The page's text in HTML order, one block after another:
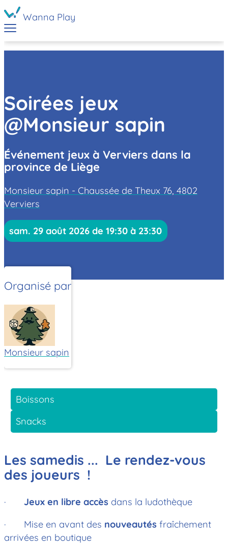
Wanna Play
Soirées jeux
@Monsieur sapin
Événement jeux à Verviers dans la
province de Liège
Monsieur sapin - Chaussée de Theux 76, 4802
Verviers
sam. 29 août 2026 de 19:30 à 23:30
Organisé par
Monsieur sapin
Boissons
Snacks
Les samedis ... Le rendez-vous
des joueurs !
· Jeux en libre accès dans la ludothèque
· Mise en avant des nouveautés fraîchement
arrivées en boutique